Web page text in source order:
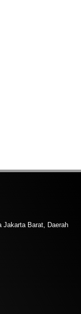
Jakarta Barat, Daerah